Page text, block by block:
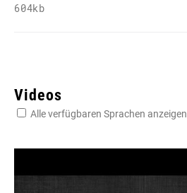
604kb
Videos
Alle verfügbaren Sprachen anzeigen